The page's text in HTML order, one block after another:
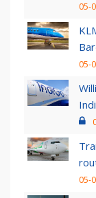
05-
05-
05-